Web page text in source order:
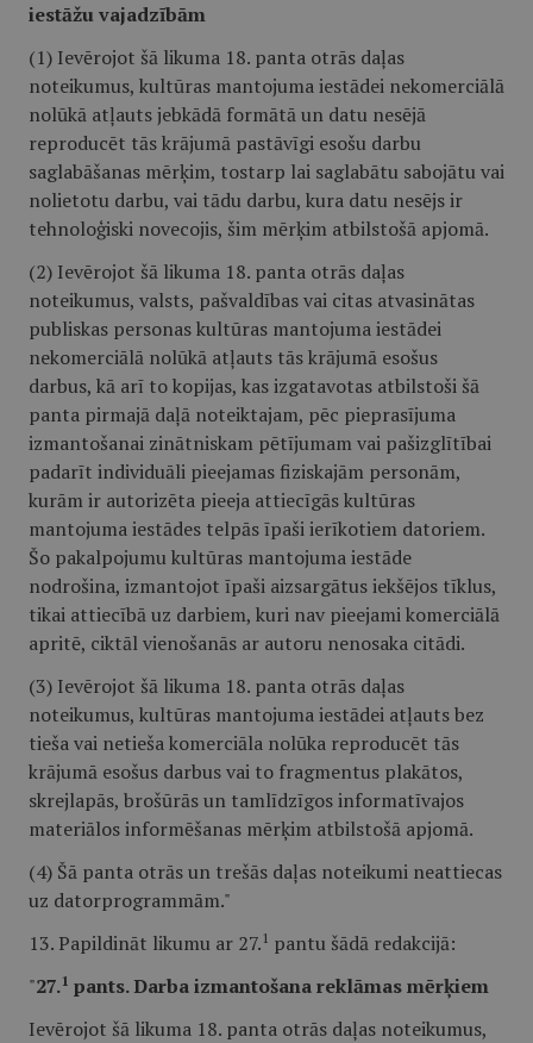
iestāžu vajadzībām
(1) Ievērojot šā likuma 18. panta otrās daļas
noteikumus, kultūras mantojuma iestādei nekomerciālā
nolūkā atļauts jebkādā formātā un datu nesējā
reproducēt tās krājumā pastāvīgi esošu darbu
saglabāšanas mērķim, tostarp lai saglabātu sabojātu vai
nolietotu darbu, vai tādu darbu, kura datu nesējs ir
tehnoloģiski novecojis, šim mērķim atbilstošā apjomā.
(2) Ievērojot šā likuma 18. panta otrās daļas
noteikumus, valsts, pašvaldības vai citas atvasinātas
publiskas personas kultūras mantojuma iestādei
nekomerciālā nolūkā atļauts tās krājumā esošus
darbus, kā arī to kopijas, kas izgatavotas atbilstoši šā
panta pirmajā daļā noteiktajam, pēc pieprasījuma
izmantošanai zinātniskam pētījumam vai pašizglītībai
padarīt individuāli pieejamas fiziskajām personām,
kurām ir autorizēta pieeja attiecīgās kultūras
mantojuma iestādes telpās īpaši ierīkotiem datoriem.
Šo pakalpojumu kultūras mantojuma iestāde
nodrošina, izmantojot īpaši aizsargātus iekšējos tīklus,
tikai attiecībā uz darbiem, kuri nav pieejami komerciālā
apritē, ciktāl vienošanās ar autoru nenosaka citādi.
(3) Ievērojot šā likuma 18. panta otrās daļas
noteikumus, kultūras mantojuma iestādei atļauts bez
tieša vai netieša komerciāla nolūka reproducēt tās
krājumā esošus darbus vai to fragmentus plakātos,
skrejlapās, brošūrās un tamlīdzīgos informatīvajos
materiālos informēšanas mērķim atbilstošā apjomā.
(4) Šā panta otrās un trešās daļas noteikumi neattiecas
uz datorprogrammām."
13. Papildināt likumu ar 27. 1 pantu šādā redakcijā:
"27.1 pants. Darba izmantošana reklāmas mērķiem
Ievērojot šā likuma 18. panta otrās daļas noteikumus,